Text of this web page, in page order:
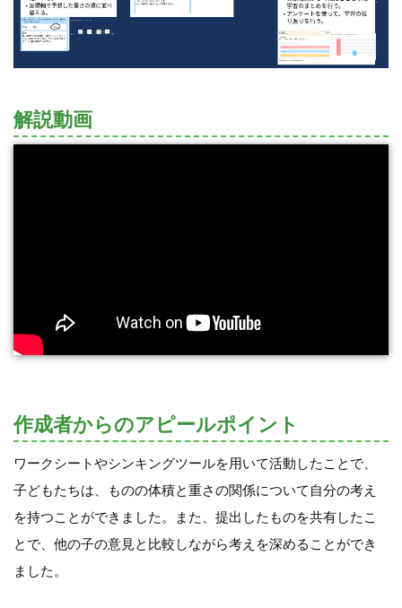
解説動画
作成者からのアピールポイント
ワークシートやシンキングツールを用いて活動したことで、
子どもたちは、ものの体積と重さの関係について自分の考え
を持つことができました。また、提出したものを共有したこ
とで、他の子の意見と比較しながら考えを深めることができ
ました。